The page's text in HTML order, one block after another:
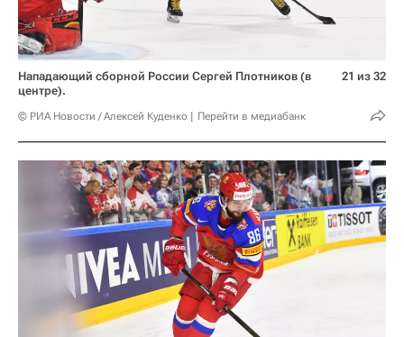
Нападающий сборной России Сергей Плотников (в
центре).
© РИА Новости / Алексей Куденко Перейти в медиабанк
21 из 32